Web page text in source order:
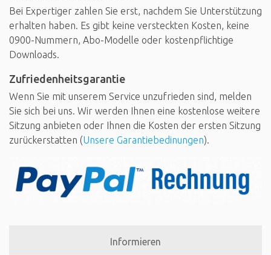
Bei Expertiger zahlen Sie erst, nachdem Sie Unterstützung
erhalten haben. Es gibt keine versteckten Kosten, keine
0900-Nummern, Abo-Modelle oder kostenpflichtige
Downloads.
Zufriedenheitsgarantie
Wenn Sie mit unserem Service unzufrieden sind, melden
Sie sich bei uns. Wir werden Ihnen eine kostenlose weitere
Sitzung anbieten oder Ihnen die Kosten der ersten Sitzung
zurückerstatten (Unsere Garantiebedinungen).
Informieren